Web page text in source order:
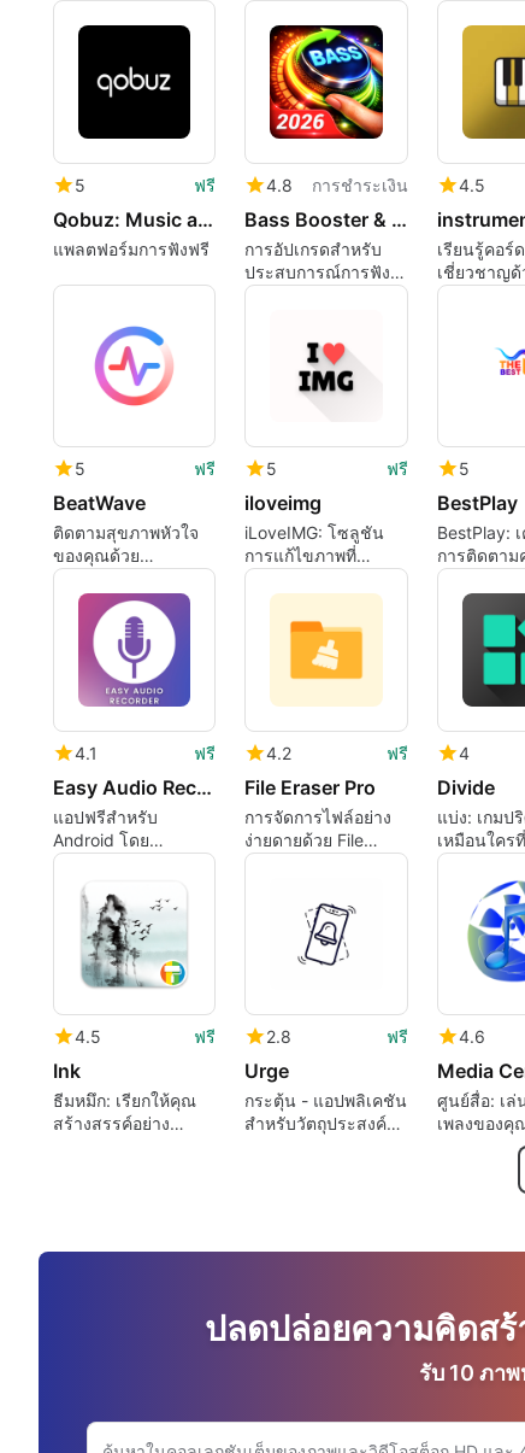
5 ฟรี
Qobuz: Music and publishing
แพลตฟอร์มการฟังฟรี
4.8 การชำระเงิน
Bass Booster & Equaliser Pro
การอัปเกรดสำหรับ
ประสบการณ์การฟัง
ในชีวิตประจำวันของ
4.5
เรียนรู้คอร์
เชี่ยวชาญด้
เรียนเปียโนนี้
5 ฟรี
BeatWave
ติดตามสุขภาพหัวใจ
ของคุณด้วย
BeatWave
5 ฟรี
iloveimg
iLoveIMG: โซลูชัน
การแก้ไขภาพที่
ครอบคลุมของคุณ
5
BestPlay
BestPlay:
การติดตาม
บันเทิงของคุ
4.1 ฟรี
Easy Audio Recorder
แอปฟรีสำหรับ
Android โดย
MerikoApps
4.2 ฟรี
File Eraser Pro
การจัดการไฟล์อย่าง
ง่ายดายด้วย File
Eraser Pro
4
Divide
แบ่ง: เกมป
เหมือนใคร
บนการหาร
4.5 ฟรี
Ink
ธีมหมึก: เรียกให้คุณ
สร้างสรรค์อย่าง
2.8 ฟรี
Urge
กระตุ้น - แอปพลิเคชัน
สำหรับวัตถุประสงค์
4.6
Media
ศูนย์สื่อ: เล่
เพลงของคุ
ปลดปล่อยความคิดส
รับ 10 ภา
ค้นหาเว็บไซต์ Adobe.com